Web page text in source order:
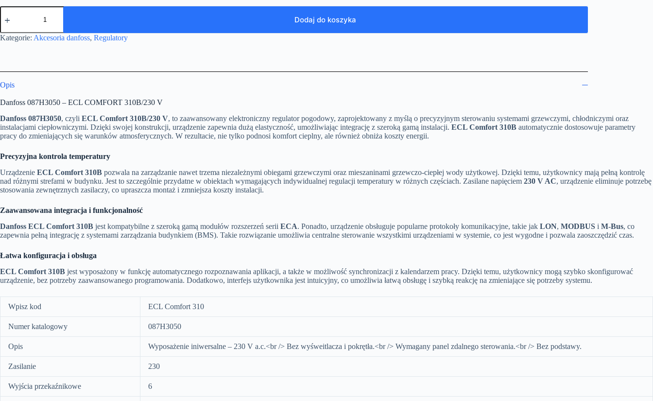
ilość
Danfoss
-
ECL
Dodaj do koszyka
Kategorie: Akcesoria danfoss, Regulatory
Opis
Danfoss 087H3050 – ECL COMFORT 310B/230 V
Danfoss 087H3050, czyli ECL Comfort 310B/230 V, to zaawansowany elektroniczny regulator pogodowy, zaprojektowany z myślą o precyzyjnym sterowaniu systemami grzewczymi, chłodniczymi oraz
instalacjami ciepłowniczymi. Dzięki swojej konstrukcji, urządzenie zapewnia dużą elastyczność, umożliwiając integrację z szeroką gamą instalacji. ECL Comfort 310B automatycznie dostosowuje parametry
pracy do zmieniających się warunków atmosferycznych. W rezultacie, nie tylko podnosi komfort cieplny, ale również obniża koszty energii.
Precyzyjna kontrola temperatury
Urządzenie ECL Comfort 310B pozwala na zarządzanie nawet trzema niezależnymi obiegami grzewczymi oraz mieszaninami grzewczo-ciepłej wody użytkowej. Dzięki temu, użytkownicy mają pełną kontrolę
nad różnymi strefami w budynku. Jest to szczególnie przydatne w obiektach wymagających indywidualnej regulacji temperatury w różnych częściach. Zasilane napięciem 230 V AC, urządzenie eliminuje potrzebę
stosowania zewnętrznych zasilaczy, co upraszcza montaż i zmniejsza koszty instalacji.
Zaawansowana integracja i funkcjonalność
Danfoss ECL Comfort 310B jest kompatybilne z szeroką gamą modułów rozszerzeń serii ECA. Ponadto, urządzenie obsługuje popularne protokoły komunikacyjne, takie jak LON, MODBUS i M-Bus, co
zapewnia pełną integrację z systemami zarządzania budynkiem (BMS). Takie rozwiązanie umożliwia centralne sterowanie wszystkimi urządzeniami w systemie, co jest wygodne i pozwala zaoszczędzić czas.
Łatwa konfiguracja i obsługa
ECL Comfort 310B jest wyposażony w funkcję automatycznego rozpoznawania aplikacji, a także w możliwość synchronizacji z kalendarzem pracy. Dzięki temu, użytkownicy mogą szybko skonfigurować
urządzenie, bez potrzeby zaawansowanego programowania. Dodatkowo, interfejs użytkownika jest intuicyjny, co umożliwia łatwą obsługę i szybką reakcję na zmieniające się potrzeby systemu.
Wpisz kod ECL Comfort 310
Numer katalogowy 087H3050
Opis Wyposażenie iniwersalne – 230 V a.c.<br /> Bez wyśweitlacza i pokrętła.<br /> Wymagany panel zdalnego sterowania.<br /> Bez podstawy.
Zasilanie 230
Wyjścia przekaźnikowe 6